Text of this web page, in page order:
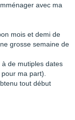
avec ma
mois et demi de
grosse semaine de
de mutiples dates
ma part).
tout début